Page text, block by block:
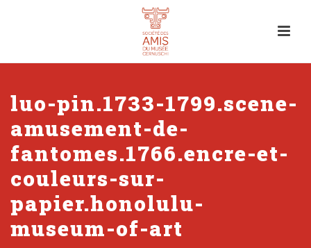
luo-pin.1733-1799.scene-
amusement-de-
fantomes.1766.encre-et-
couleurs-sur-
papier.honolulu-
museum-of-art